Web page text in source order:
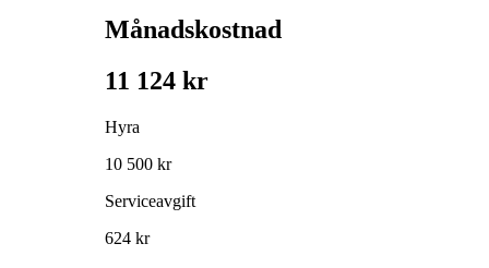
Månadskostnad
11 124 kr
Hyra
10 500 kr
Serviceavgift
624 kr